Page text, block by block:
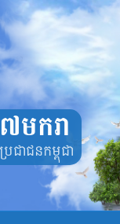
មករា
ាជនកម្ពុជា